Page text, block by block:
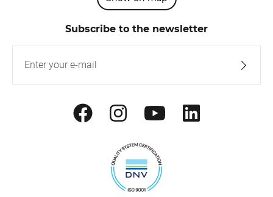
Subscribe to the newsletter